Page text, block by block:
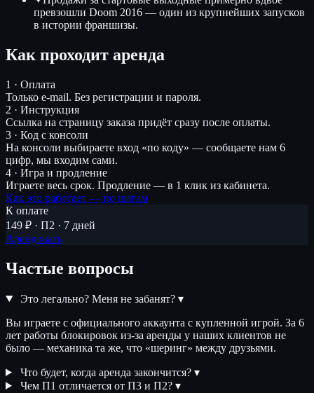
превзошли Doom 2016 — один из крупнейших запусков
в истории франшизы.
Как проходит аренда
1 · Оплата
Только e-mail. Без регистрации и пароля.
2 · Инструкция
Ссылка на страницу заказа придёт сразу после оплаты.
3 · Код с консоли
На консоли выбираете вход «по коду» — сообщаете нам 6
цифр, мы входим сами.
4 · Игра и продление
Играете весь срок. Продление — в 1 клик из кабинета.
Как это работает — по шагам
К оплате
149 ₽ · П2 · 7 дней
Арендовать
Частые вопросы
Это легально? Меня не забанят? ▾
Вы играете с официального аккаунта с купленной игрой. За 6
лет работы блокировок из-за аренды у наших клиентов не
было — механика та же, что «шеринг» между друзьями.
Что будет, когда аренда закончится? ▾
Чем П1 отличается от П3 и П2? ▾